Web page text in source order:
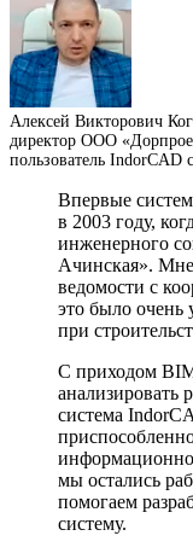
Алексей Викторович
директор ООО
пользователь IndorCAD
Впервые
в 2003 году,
инженерного
Ачинская».
ведомости с
это было очень
при
С приходом
анализировать
система
мы остались
помогаем
систему.